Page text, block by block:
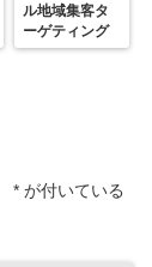
ル地域集客タ
ーゲティング
* が付いている